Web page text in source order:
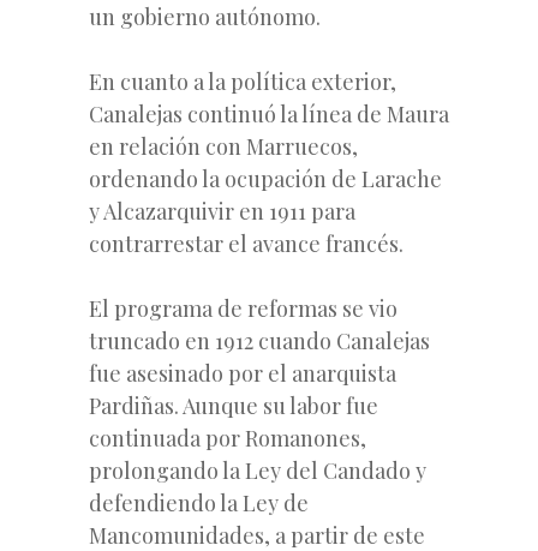
un gobierno autónomo.
En cuanto a la política exterior,
Canalejas continuó la línea de Maura
en relación con Marruecos,
ordenando la ocupación de Larache
y Alcazarquivir en 1911 para
contrarrestar el avance francés.
El programa de reformas se vio
truncado en 1912 cuando Canalejas
fue asesinado por el anarquista
Pardiñas. Aunque su labor fue
continuada por Romanones,
prolongando la Ley del Candado y
defendiendo la Ley de
Mancomunidades, a partir de este